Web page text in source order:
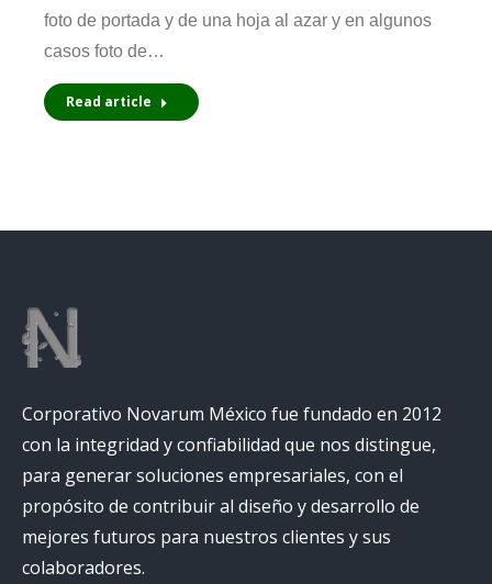
foto de portada y de una hoja al azar y en algunos
casos foto de…
Read article
Corporativo Novarum México fue fundado en 2012
con la integridad y confiabilidad que nos distingue,
para generar soluciones empresariales, con el
propósito de contribuir al diseño y desarrollo de
mejores futuros para nuestros clientes y sus
colaboradores.